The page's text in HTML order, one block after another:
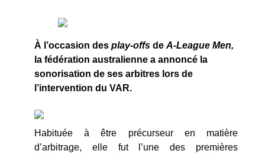
À l’occasion des play-offs de A-League Men,
la fédération australienne a annoncé la
sonorisation de ses arbitres lors de
l’intervention du VAR.
Habituée à être précurseur en matière
d’arbitrage, elle fut l’une des premières